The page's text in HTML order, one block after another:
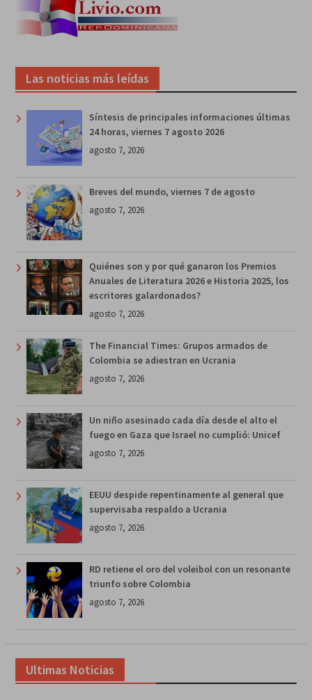
Las noticias más leídas
Síntesis de principales informaciones últimas
24 horas, viernes 7 agosto 2026
agosto 7, 2026
Breves del mundo, viernes 7 de agosto
agosto 7, 2026
Quiénes son y por qué ganaron los Premios
Anuales de Literatura 2026 e Historia 2025, los
escritores galardonados?
agosto 7, 2026
The Financial Times: Grupos armados de
Colombia se adiestran en Ucrania
agosto 7, 2026
Un niño asesinado cada día desde el alto el
fuego en Gaza que Israel no cumplió: Unicef
agosto 7, 2026
EEUU despide repentinamente al general que
supervisaba respaldo a Ucrania
agosto 7, 2026
RD retiene el oro del voleibol con un resonante
triunfo sobre Colombia
agosto 7, 2026
Ultimas Noticias